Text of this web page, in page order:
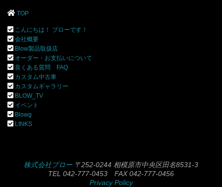
TOP
こんにちは！ ブローです！
会社概要
Blow製品取扱店
オーダー・お支払いについて
良くある質問 FAQ
カスタム中古車
カスタムギャラリー
BLOW_TV
イベント
Blowg
LINKS
株式会社ブロー 〒252-0244 相模原市中央区田名8531-3
TEL 042-777-0453 FAX 042-777-0456
Privacy Policy